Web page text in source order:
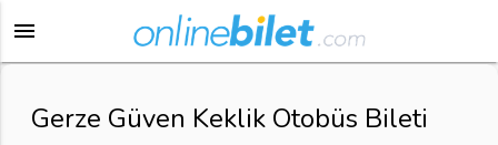
menu
Gerze Güven Keklik Otobüs Bileti